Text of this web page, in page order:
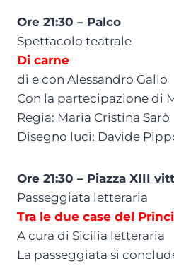
Ore 21:30 – Palco
Spettacolo teatrale
Di carne
di e con Alessandro Gallo
Con la partecipazione di
Regia: Maria Cristina Sarò
Disegno luci: Davide
Ore 21:30 – Piazza XIII
Passeggiata letteraria
Tra le due case del
A cura di Sicilia letteraria
La passeggiata si